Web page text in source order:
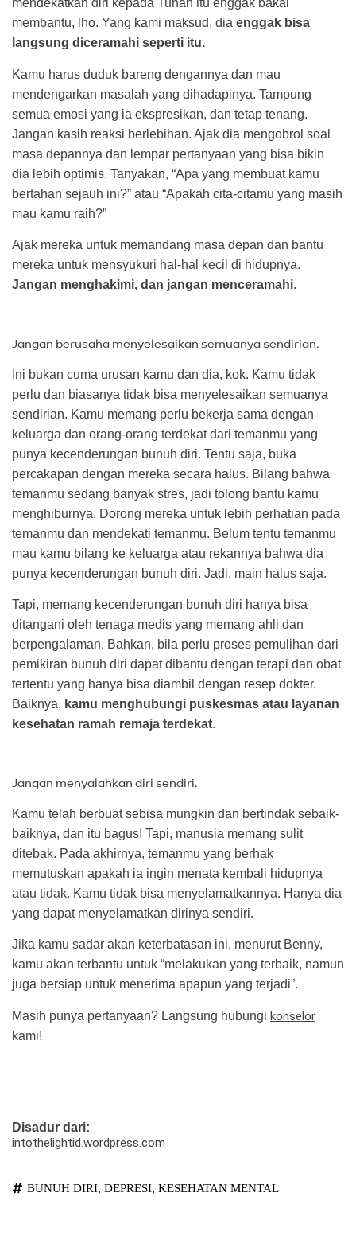
mendekatkan diri kepada Tuhan itu enggak bakal
membantu, lho. Yang kami maksud, dia enggak bisa
langsung diceramahi seperti itu.
Kamu harus duduk bareng dengannya dan mau
mendengarkan masalah yang dihadapinya. Tampung
semua emosi yang ia ekspresikan, dan tetap tenang.
Jangan kasih reaksi berlebihan. Ajak dia mengobrol soal
masa depannya dan lempar pertanyaan yang bisa bikin
dia lebih optimis. Tanyakan, “Apa yang membuat kamu
bertahan sejauh ini?” atau “Apakah cita-citamu yang masih
mau kamu raih?”
Ajak mereka untuk memandang masa depan dan bantu
mereka untuk mensyukuri hal-hal kecil di hidupnya.
Jangan menghakimi, dan jangan menceramahi.
Jangan berusaha menyelesaikan semuanya sendirian.
Ini bukan cuma urusan kamu dan dia, kok. Kamu tidak
perlu dan biasanya tidak bisa menyelesaikan semuanya
sendirian. Kamu memang perlu bekerja sama dengan
keluarga dan orang-orang terdekat dari temanmu yang
punya kecenderungan bunuh diri. Tentu saja, buka
percakapan dengan mereka secara halus. Bilang bahwa
temanmu sedang banyak stres, jadi tolong bantu kamu
menghiburnya. Dorong mereka untuk lebih perhatian pada
temanmu dan mendekati temanmu. Belum tentu temanmu
mau kamu bilang ke keluarga atau rekannya bahwa dia
punya kecenderungan bunuh diri. Jadi, main halus saja.
Tapi, memang kecenderungan bunuh diri hanya bisa
ditangani oleh tenaga medis yang memang ahli dan
berpengalaman. Bahkan, bila perlu proses pemulihan dari
pemikiran bunuh diri dapat dibantu dengan terapi dan obat
tertentu yang hanya bisa diambil dengan resep dokter.
Baiknya, kamu menghubungi puskesmas atau layanan
kesehatan ramah remaja terdekat.
Jangan menyalahkan diri sendiri.
Kamu telah berbuat sebisa mungkin dan bertindak sebaik-
baiknya, dan itu bagus! Tapi, manusia memang sulit
ditebak. Pada akhirnya, temanmu yang berhak
memutuskan apakah ia ingin menata kembali hidupnya
atau tidak. Kamu tidak bisa menyelamatkannya. Hanya dia
yang dapat menyelamatkan dirinya sendiri.
Jika kamu sadar akan keterbatasan ini, menurut Benny,
kamu akan terbantu untuk “melakukan yang terbaik, namun
juga bersiap untuk menerima apapun yang terjadi”.
Masih punya pertanyaan? Langsung hubungi konselor
kami!
Disadur dari:
intothelightid.wordpress.com
BUNUH DIRI, DEPRESI, KESEHATAN MENTAL